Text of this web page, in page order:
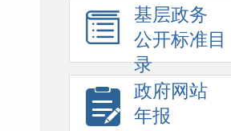
基层政务
公开标准目
录
政府网站
年报